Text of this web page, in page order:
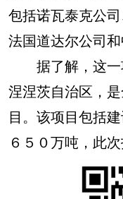
包括诺瓦泰克公
法国道达尔公司和
据了解，这一
涅涅茨自治区，
目。该项目包括
６５０万吨，此